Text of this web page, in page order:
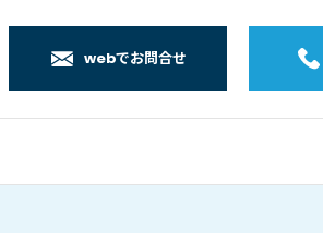
店
webでお問合せ